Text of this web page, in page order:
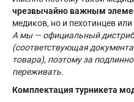
чрезвычайно важным
медиков, но и пехотинцев
А мы — официальный
(соответствующая
товара), поэтому за
переживать.
Комплектация турникета